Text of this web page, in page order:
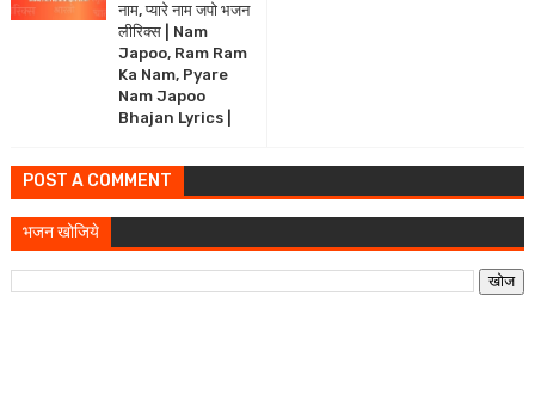
नाम, प्यारे नाम जपो भजन
लीरिक्स | Nam
Japoo, Ram Ram
Ka Nam, Pyare
Nam Japoo
Bhajan Lyrics |
POST A COMMENT
भजन खोजिये